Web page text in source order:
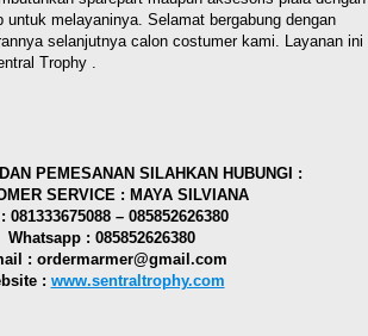
untuk melayaninya. Selamat bergabung dengan
selanjutnya calon costumer kami. Layanan ini
Trophy .
PEMESANAN SILAHKAN HUBUNGI :
SERVICE : MAYA SILVIANA
081333675088 – 085852626380
Whatsapp : 085852626380
: ordermarmer@gmail.com
: www.sentraltrophy.com